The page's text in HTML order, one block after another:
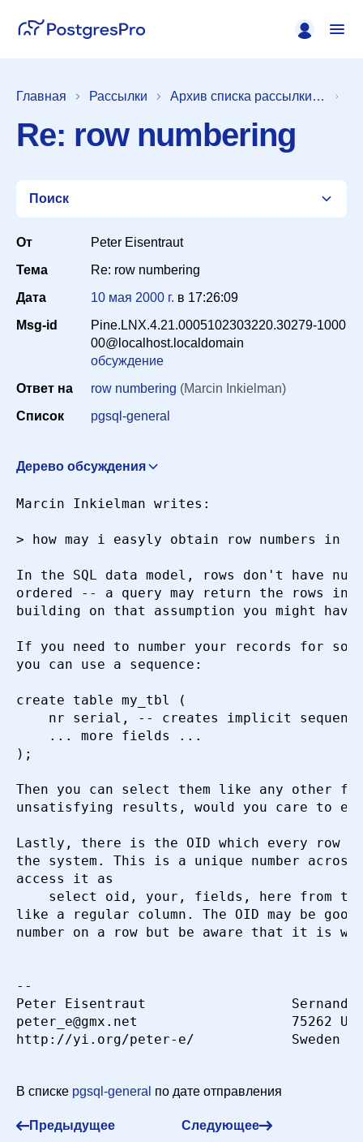
Главная Рассылки Архив списка рассылки [pgsql-general]
Re: row numbering
Поиск
Период
Сортировка
От
Peter Eisentraut
Тема
Re: row numbering
Дата
10 мая 2000 г. в 17:26:09
Msg-id
Pine.LNX.4.21.0005102303220.30279-1000
00@localhost.localdomain
обсуждение
Ответ на
row numbering (Marcin Inkielman)
Список
pgsql-general
Дерево обсуждения
FICHE" <pfiche@prologue-software.fr>
row numbering
Marcin Inkielman <marn@wsisiz.edu.pl>
10 мая 2000 г. в 08:55:58
Re: row numbering Peter Eisentraut
<peter_e@gmx.net>
10 мая 2000 г. в 17:26:09
<marn@wsisiz.edu.pl> 10 мая 2000 г. в 18:23:13
Marcin Inkielman writes:
> how may i easyly obtain row numbers in a
In the SQL data model, rows don't have
ordered -- a query may return the rows in
building on that assumption you might
If you need to number your records for
you can use a sequence:
create table my_tbl (
);
Then you can select them like any other
unsatisfying results, would you care to
Lastly, there is the OID which every row
the system. This is a unique number
access it as
like a regular column. The OID may be
number on a row but be aware that it is
--
Peter Eisentraut
peter_e@gmx.net                   75262
http://yi.org/peter-e/            Sweden
В списке pgsql-general по дате отправления
Предыдущее
Следующее